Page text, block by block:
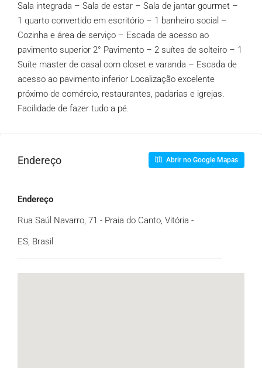
Sala integrada – Sala de estar – Sala de jantar gourmet –
1 quarto convertido em escritório – 1 banheiro social –
Cozinha e área de serviço – Escada de acesso ao
pavimento superior 2° Pavimento – 2 suítes de solteiro – 1
Suíte master de casal com closet e varanda – Escada de
acesso ao pavimento inferior Localização excelente
próximo de comércio, restaurantes, padarias e igrejas.
Facilidade de fazer tudo a pé.
Endereço Abrir no Google Mapas
Endereço
Rua Saúl Navarro, 71 - Praia do Canto, Vitória -
ES, Brasil